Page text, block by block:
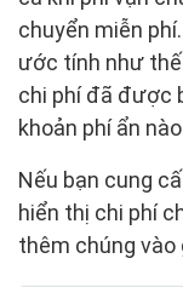
chuyển miễn
ước tính như
chi phí đã được
khoản phí ẩn
Nếu bạn cung
hiển thị chi phí
thêm chúng vào